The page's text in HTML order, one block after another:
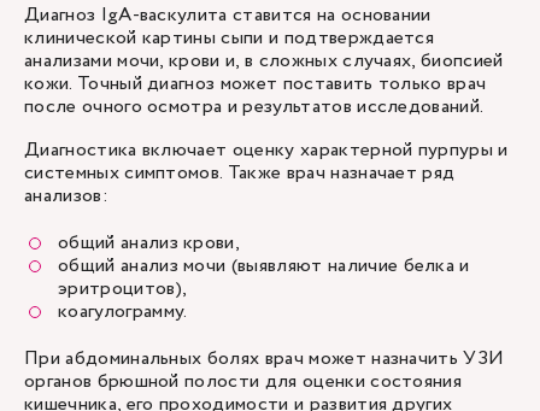
Диагноз IgA-васкулита ставится на основании
клинической картины сыпи и подтверждается
анализами мочи, крови и, в сложных случаях, биопсией
кожи. Точный диагноз может поставить только врач
после очного осмотра и результатов исследований.
Диагностика включает оценку характерной пурпуры и
системных симптомов. Также врач назначает ряд
анализов:
общий анализ крови,
общий анализ мочи (выявляют наличие белка и
эритроцитов),
коагулограмму.
При абдоминальных болях врач может назначить УЗИ
органов брюшной полости для оценки состояния
кишечника, его проходимости и развития других